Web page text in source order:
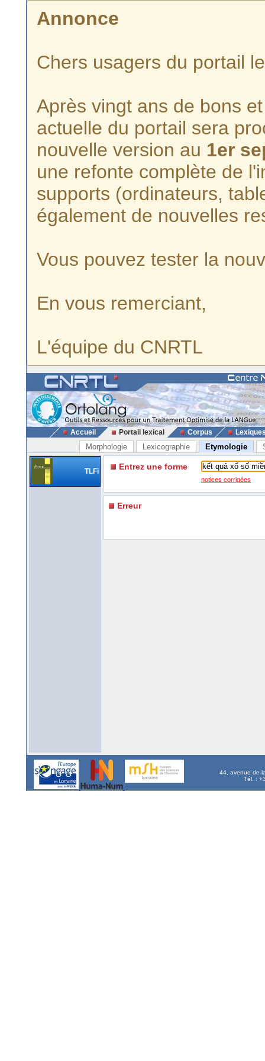
Annonce
Chers usagers du portail
Après vingt ans de bons
actuelle du portail sera
nouvelle version au 1er
une refonte complète de
supports (ordinateurs,
également de nouvelles
Vous pouvez tester la
En vous remerciant,
L'équipe du CNRTL
Accueil Portail lexical Corpus
Morphologie Lexicographie Etymologie
TLFi Entrez une forme
notices corrigées
Erreur
44, avenue de
Tél. :